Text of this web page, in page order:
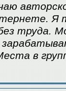
Я
труда.
в